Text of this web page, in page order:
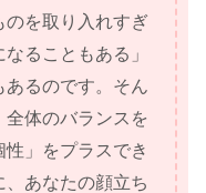
のを取り入れすぎ
ることもある」
あるのです。そん
体のバランスを
」をプラスでき
あなたの顔立ち